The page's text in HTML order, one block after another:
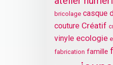
bricolage casque
couture Créatif
vinyle ecologie
fabrication famille